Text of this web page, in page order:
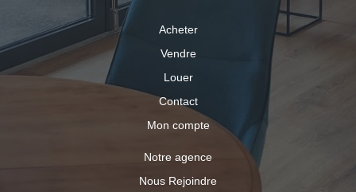
Acheter
Vendre
Louer
Contact
Mon compte
Notre agence
Nous Rejoindre